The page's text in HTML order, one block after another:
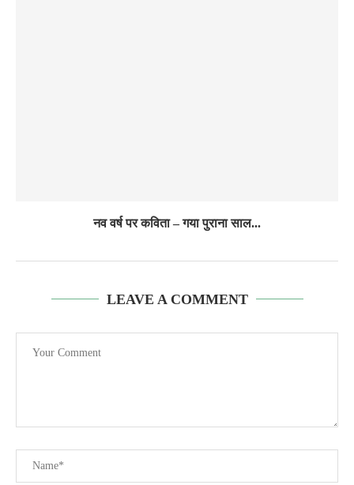
नव वर्ष पर कविता – गया पुराना साल...
LEAVE A COMMENT